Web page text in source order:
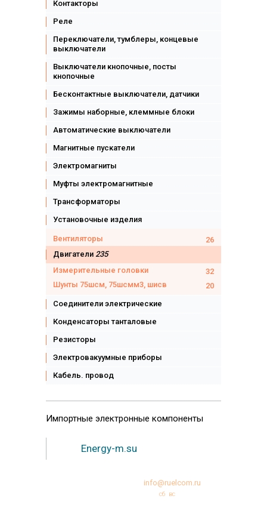
Контакторы
Реле
Переключатели, тумблеры, концевые
выключатели
Выключатели кнопочные, посты
кнопочные
Бесконтактные выключатели, датчики
Зажимы наборные, клеммные блоки
Автоматические выключатели
Магнитные пускатели
Электромагниты
Муфты электромагнитные
Трансформаторы
Установочные изделия
Вентиляторы
26
Двигатели 235
Измерительные головки
32
Шунты 75шсм, 75шсмм3, шисв
20
Соединители электрические
Конденсаторы танталовые
Резисторы
Электровакуумные приборы
Кабель. провод
Импортные электронные компоненты
Energy-m.su
info@ruelcom.ru
сб вс